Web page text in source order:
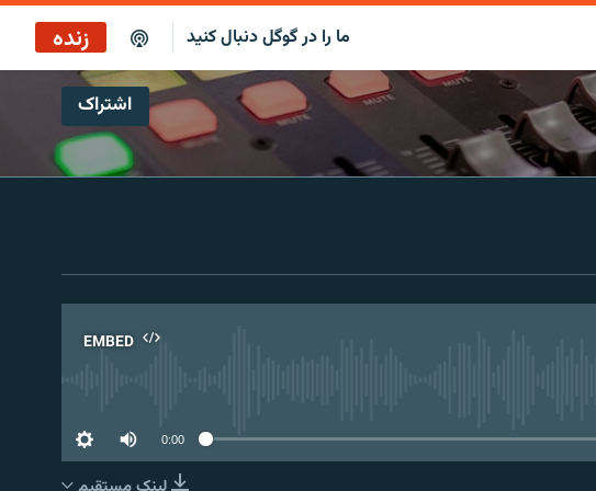
ما را در گوگل دنبال کنید زنده
پخش آنلاین
پخش رادیویی
اشتراک
EMBED
0:00